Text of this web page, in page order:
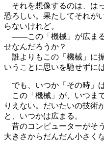
それを想像するのは、は
恐ろしい。果たしてそれが
らないけれど。
――この「機械」が広まる
せなんだろうか？
誰よりもこの「機械」に
いうことに思いを馳せずに
でも、いつか「その時」
この「機械」が、いつま
りえない。だいたいの技術
と、いつかは広まる。
昔のコンピューターがそ
大きさからだんだん小さく